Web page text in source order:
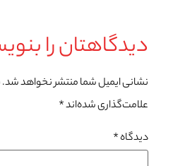
دیدگاهتان را
نشانی ایمیل شما منتشر نخواهد شد.
علامت‌گذاری شده‌اند*
دیدگاه*